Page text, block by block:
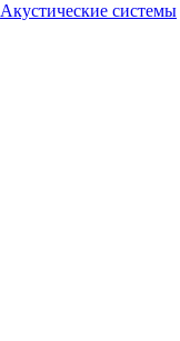
Акустические системы